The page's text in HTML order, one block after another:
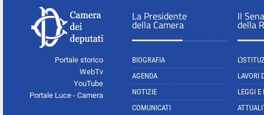
Portale storico
WebTv
YouTube
Portale Luce - Camera
La Presidente
della Camera
BIOGRAFIA
AGENDA
NOTIZIE
COMUNICATI
Il
della
LAVORI
LEGGI E